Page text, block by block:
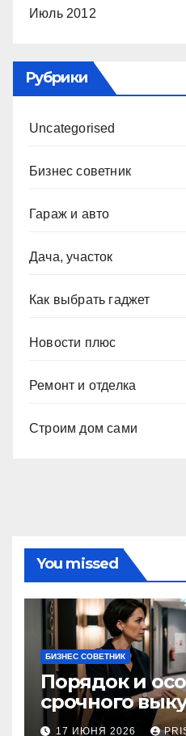
Июль 2012
Рубрики
Uncategorised
Бизнес советник
Гараж и авто
Дача, участок
Как выбрать гаджет
Новости плюс
Ремонт и отделка
Строим дом сами
You missed
БИЗНЕС СОВЕТНИК
Порядок и
срочного
срок 1–3 дня
17 ИЮНЯ 2026